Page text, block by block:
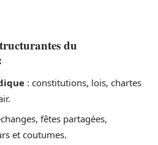
du
: constitutions, lois, chartes
fêtes partagées,
et coutumes.